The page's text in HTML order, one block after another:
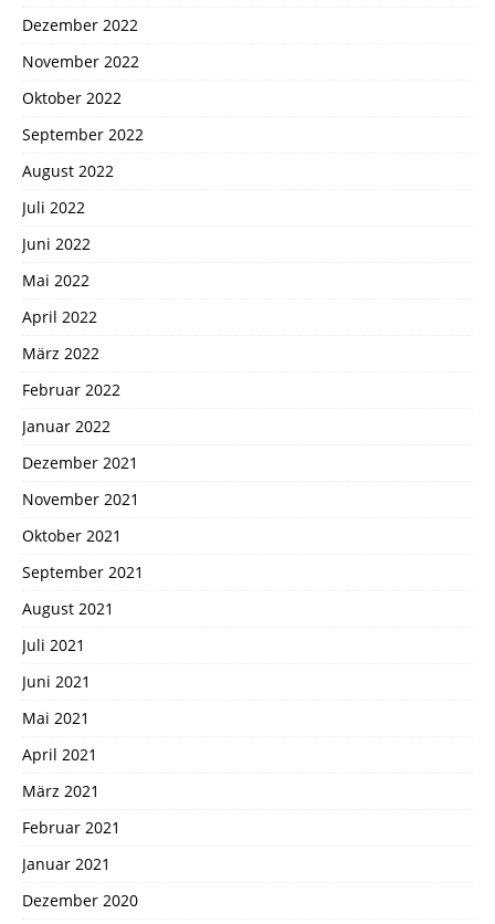
Dezember 2022
November 2022
Oktober 2022
September 2022
August 2022
Juli 2022
Juni 2022
Mai 2022
April 2022
März 2022
Februar 2022
Januar 2022
Dezember 2021
November 2021
Oktober 2021
September 2021
August 2021
Juli 2021
Juni 2021
Mai 2021
April 2021
März 2021
Februar 2021
Januar 2021
Dezember 2020